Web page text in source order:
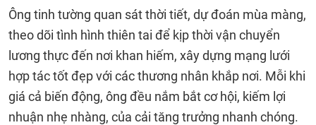
Ông tinh tường quan sát thời tiết, dự đoán mùa màng,
theo dõi tình hình thiên tai để kịp thời vận chuyển
lương thực đến nơi khan hiếm, xây dựng mạng lưới
hợp tác tốt đẹp với các thương nhân khắp nơi. Mỗi khi
giá cả biến động, ông đều nắm bắt cơ hội, kiếm lợi
nhuận nhẹ nhàng, của cải tăng trưởng nhanh chóng.